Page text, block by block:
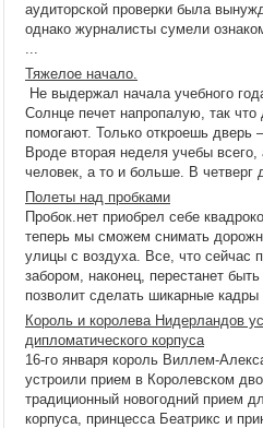
аудиторской проверки была
однако журналисты сумели
...
Тяжелое начало.
Не выдержал начала учебного
Солнце печет напропалую, так
помогают. Только откроешь дверь
Вроде вторая неделя учебы
человек, а то и больше. В четверг
Полеты над пробками
Пробок.нет приобрел себе
теперь мы сможем снимать
улицы с воздуха. Все, что сейчас
забором, наконец, перестанет
позволит сделать шикарные
Король и королева Нидерландов
дипломатического корпуса
16-го января король Виллем-
устроили прием в Королевском
традиционный новогодний прием
корпуса, принцесса Беатрикс и